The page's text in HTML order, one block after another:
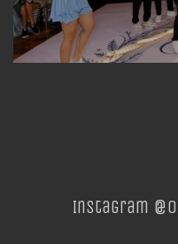
Instagram